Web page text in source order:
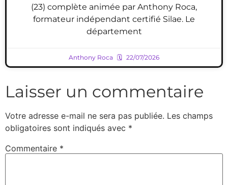
(23) complète animée par Anthony Roca,
formateur indépendant certifié Silae. Le
département
Anthony Roca 22/07/2026
Laisser un commentaire
Votre adresse e-mail ne sera pas publiée. Les champs
obligatoires sont indiqués avec *
Commentaire *